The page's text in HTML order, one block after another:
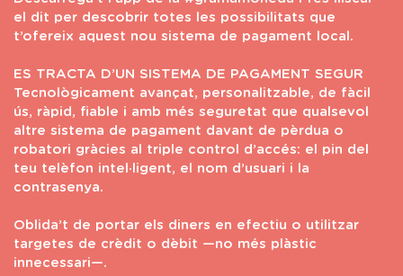
el dit per descobrir totes les possibilitats que
t’ofereix aquest nou sistema de pagament local.
ES TRACTA D’UN SISTEMA DE PAGAMENT SEGUR
Tecnològicament avançat, personalitzable, de fàcil
ús, ràpid, fiable i amb més seguretat que qualsevol
altre sistema de pagament davant de pèrdua o
robatori gràcies al triple control d’accés: el pin del
teu telèfon intel·ligent, el nom d’usuari i la
contrasenya.
Oblida’t de portar els diners en efectiu o utilitzar
targetes de crèdit o dèbit —no més plàstic
innecessari—.